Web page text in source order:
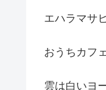
エハラマサ
おうちカフ
雲は白いヨ